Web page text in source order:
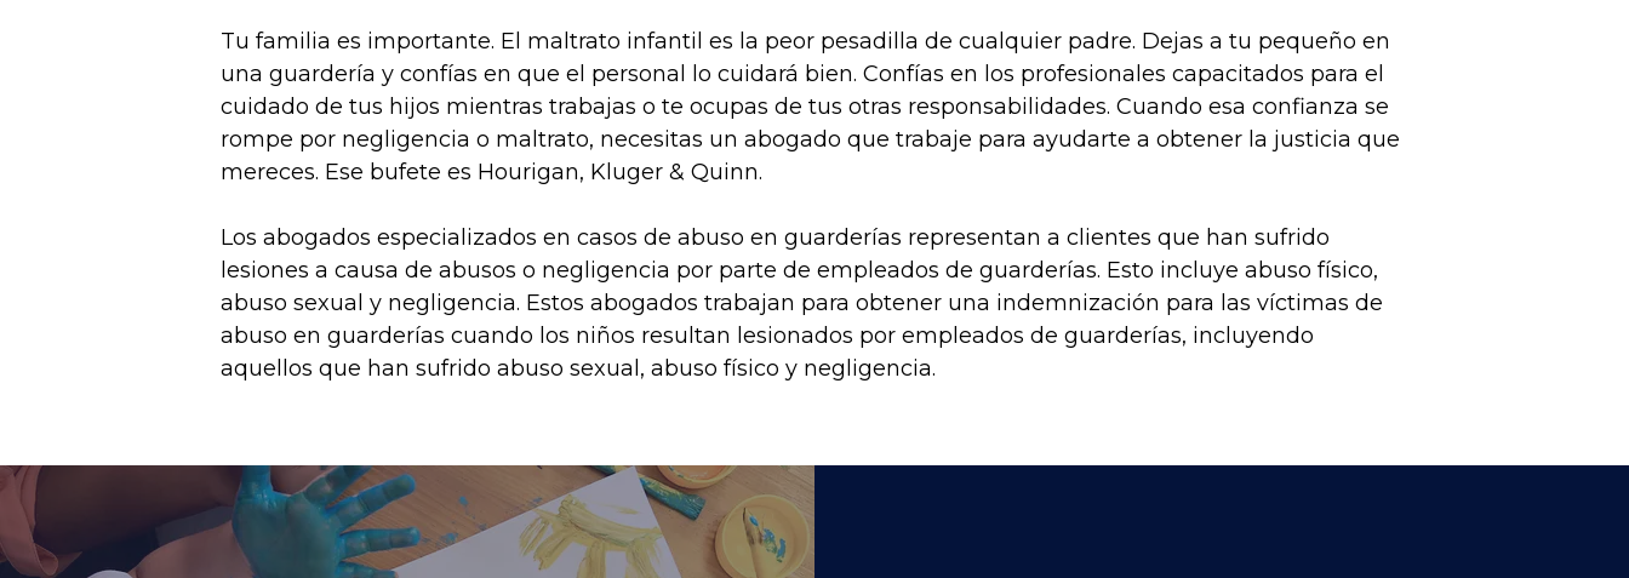
Tu familia es importante. El maltrato infantil es la peor pesadilla de cualquier padre. Dejas a tu pequeño en
una guardería y confías en que el personal lo cuidará bien. Confías en los profesionales capacitados para el
cuidado de tus hijos mientras trabajas o te ocupas de tus otras responsabilidades. Cuando esa confianza se
rompe por negligencia o maltrato, necesitas un abogado que trabaje para ayudarte a obtener la justicia que
mereces. Ese bufete es Hourigan, Kluger & Quinn.
Los abogados especializados en casos de abuso en guarderías representan a clientes que han sufrido
lesiones a causa de abusos o negligencia por parte de empleados de guarderías. Esto incluye abuso físico,
abuso sexual y negligencia. Estos abogados trabajan para obtener una indemnización para las víctimas de
abuso en guarderías cuando los niños resultan lesionados por empleados de guarderías, incluyendo
aquellos que han sufrido abuso sexual, abuso físico y negligencia.